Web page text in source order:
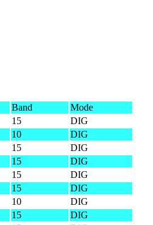
Band
Mode
15
DIG
10
DIG
15
DIG
15
DIG
15
DIG
15
DIG
10
DIG
15
DIG